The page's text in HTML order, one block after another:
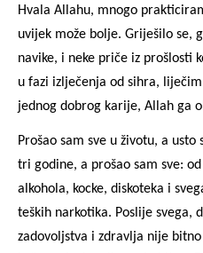
Hvala Allahu, mnogo
uvijek može bolje. Griješilo se,
navike, i neke priče iz prošlosti
u fazi izlječenja od sihra,
jednog dobrog karije, Allah ga
Prošao sam sve u životu, a
tri godine, a prošao sam sve:
alkohola, kocke, diskoteka i
teških narkotika. Poslije svega,
zadovoljstva i zdravlja nije